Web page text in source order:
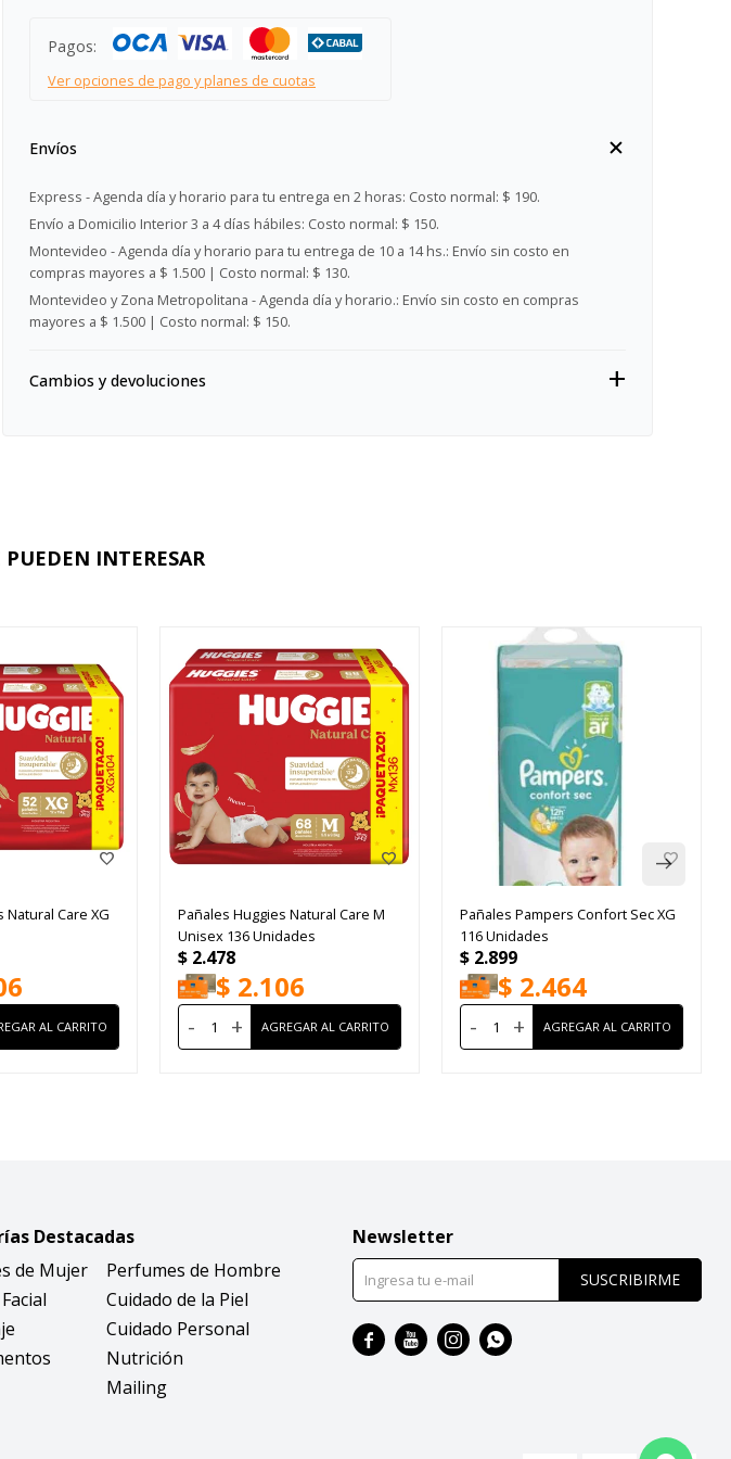
Pagos:
Ver opciones de pago y planes de cuotas
Envíos
Express - Agenda día y horario para tu entrega en 2 horas: Costo normal: $ 190.
Envío a Domicilio Interior 3 a 4 días hábiles: Costo normal: $ 150.
Montevideo - Agenda día y horario para tu entrega de 10 a 14 hs.: Envío sin costo en
compras mayores a $ 1.500 | Costo normal: $ 130.
Montevideo y Zona Metropolitana - Agenda día y horario.: Envío sin costo en compras
mayores a $ 1.500 | Costo normal: $ 150.
Cambios y devoluciones
INTERESAR
Care XG
Pañales Huggies Natural Care M
Unisex 136 Unidades
$ 2.478
$ 2.106
- +
Pañales Pampers Confort Sec XG
116 Unidades
$ 2.899
$ 2.464
- +
Destacadas
de Mujer
Perfumes de Hombre
Cuidado de la Piel
Cuidado Personal
Nutrición
Mailing
Newsletter
SUSCRIBIRME
   